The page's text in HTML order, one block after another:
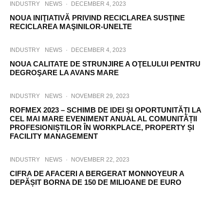
INDUSTRY NEWS · DECEMBER 4, 2023
NOUA INIŢIATIVĂ PRIVIND RECICLAREA SUSŢINE
RECICLAREA MAŞINILOR-UNELTE
INDUSTRY NEWS · DECEMBER 4, 2023
NOUA CALITATE DE STRUNJIRE A OŢELULUI PENTRU
DEGROŞARE LA AVANS MARE
INDUSTRY NEWS · NOVEMBER 29, 2023
ROFMEX 2023 – SCHIMB DE IDEI ȘI OPORTUNITĂȚI LA
CEL MAI MARE EVENIMENT ANUAL AL COMUNITĂȚII
PROFESIONIȘTILOR ÎN WORKPLACE, PROPERTY ȘI
FACILITY MANAGEMENT
INDUSTRY NEWS · NOVEMBER 22, 2023
CIFRA DE AFACERI A BERGERAT MONNOYEUR A
DEPĂȘIT BORNA DE 150 DE MILIOANE DE EURO